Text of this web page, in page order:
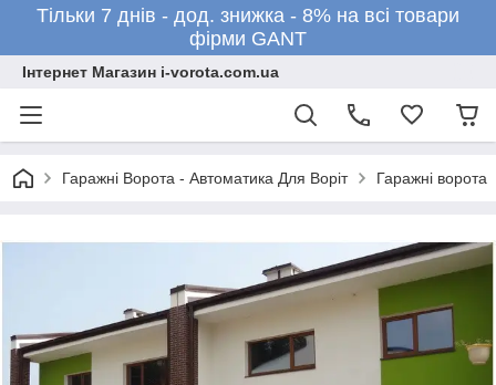
Тільки 7 днів - дод. знижка - 8% на всі товари
фірми GANT
Інтернет Магазин i-vorota.com.ua
Гаражні Ворота - Автоматика Для Воріт Гаражні ворота